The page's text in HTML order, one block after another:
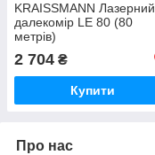
KRAISSMANN Лазерний
далекомір LE 80 (80
метрів)
2 704 ₴
Купити
Про нас